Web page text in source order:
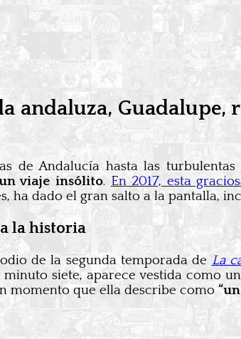
andaluza, Guadalupe,
de Andalucía hasta las
viaje insólito. En 2017, esta
ha dado el gran salto a la pantalla,
la historia
de la segunda temporada deLa
siete, aparece vestida como
momento que ella describe como